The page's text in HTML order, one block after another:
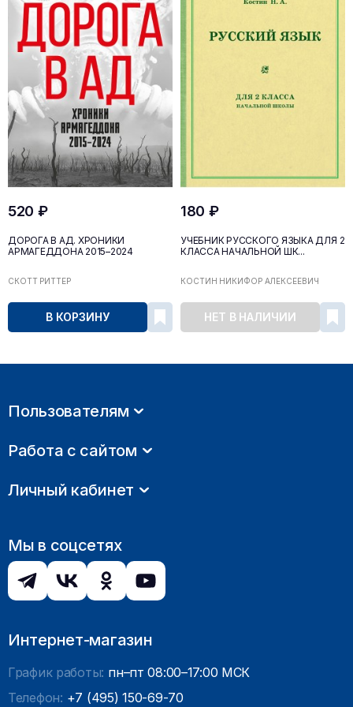
520 ₽
ДОРОГА В АД. ХРОНИКИ
АРМАГЕДДОНА 2015–2024
СКОТТ РИТТЕР
В КОРЗИНУ
180 ₽
УЧЕБНИК РУССКОГО ЯЗЫКА ДЛЯ 2
КЛАССА НАЧАЛЬНОЙ ШК...
КОСТИН НИКИФОР АЛЕКСЕЕВИЧ
НЕТ В НАЛИЧИИ
Пользователям
Работа с сайтом
Личный кабинет
Мы в соцсетях
Интернет-магазин
График работы: пн–пт 08:00–17:00 МСК
Телефон: +7 (495) 150-69-70